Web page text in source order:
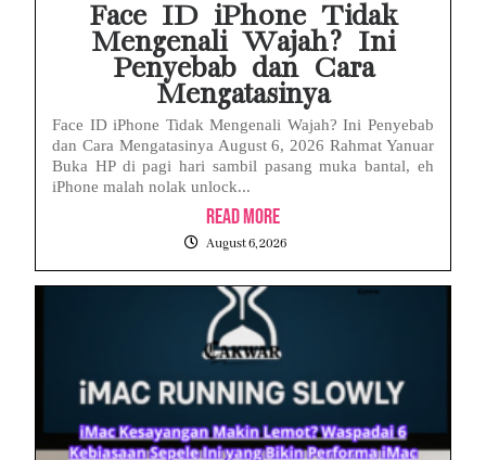
Face ID iPhone Tidak
Mengenali Wajah? Ini
Penyebab dan Cara
Mengatasinya
Face ID iPhone Tidak Mengenali Wajah? Ini Penyebab
dan Cara Mengatasinya August 6, 2026 Rahmat Yanuar
Buka HP di pagi hari sambil pasang muka bantal, eh
iPhone malah nolak unlock...
Read More
August 6, 2026